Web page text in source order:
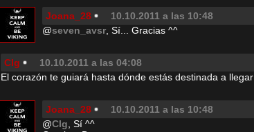
Joana_28 10.10.2011 a las 10:48
@seven_avsr , Sí... Gracias ^^
Clg 10.10.2011 a las 04:08
El corazón te guiará hasta dónde estás destinada a llegar
Joana_28 10.10.2011 a las 10:48
@Clg , Sí ^^